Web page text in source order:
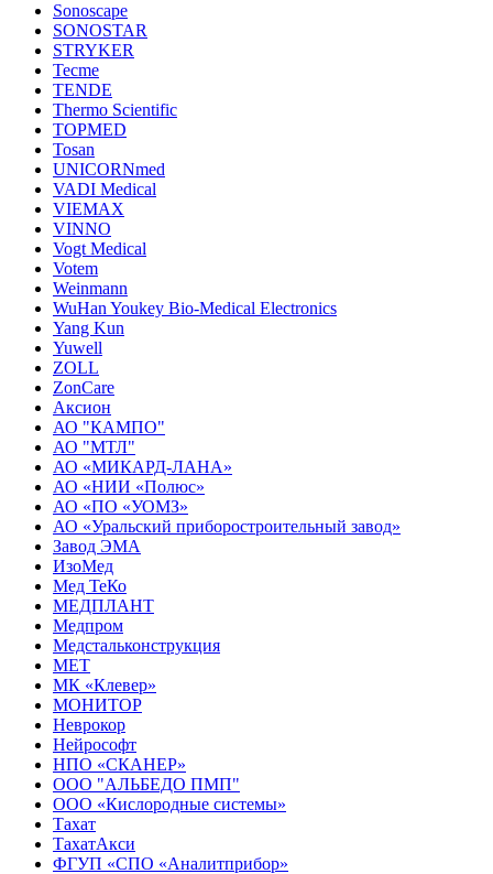
Sonoscape
SONOSTAR
STRYKER
Tecme
TENDE
Thermo Scientific
TOPMED
Tosan
UNICORNmed
VADI Medical
VIEMAX
VINNO
Vogt Medical
Votem
Weinmann
WuHan Youkey Bio-Medical Electronics
Yang Kun
Yuwell
ZOLL
ZonCare
Аксион
АО "КАМПО"
АО "МТЛ"
АО «МИКАРД-ЛАНА»
АО «НИИ «Полюс»
АО «ПО «УОМЗ»
АО «Уральский приборостроительный завод»
Завод ЭМА
ИзоМед
Мед ТеКо
МЕДПЛАНТ
Медпром
Медстальконструкция
МЕТ
МК «Клевер»
МОНИТОР
Неврокор
Нейрософт
НПО «СКАНЕР»
ООО "АЛЬБЕДО ПМП"
ООО «Кислородные системы»
Тахат
ТахатАкси
ФГУП «СПО «Аналитприбор»